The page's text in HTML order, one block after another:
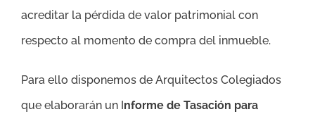
acreditar la pérdida de valor patrimonial con
respecto al momento de compra del inmueble.
Para ello disponemos de Arquitectos Colegiados
que elaborarán un Informe de Tasación para